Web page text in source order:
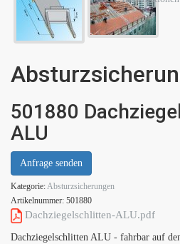
501880
ALU
Anfrage senden
Kategorie:Absturzsicherungen
Artikelnummer: 501880
Dachziegelschlitten-ALU.pdf
Dachziegelschlitten ALU - fahrbar auf